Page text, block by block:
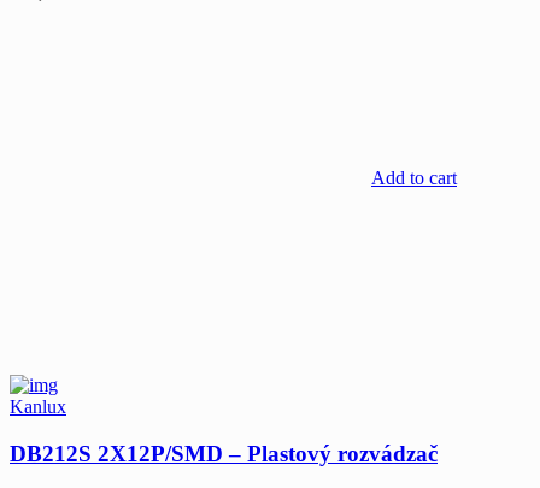
Add to cart
Kanlux
DB212S 2X12P/SMD – Plastový rozvádzač